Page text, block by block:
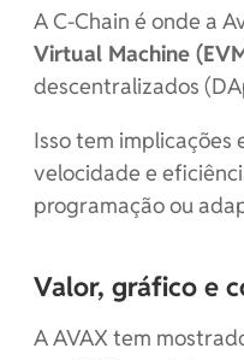
A C-Chain é onde a
Virtual Machine
descentralizados
Isso tem implicações
velocidade e
programação ou
Valor, gráfico e
A AVAX tem